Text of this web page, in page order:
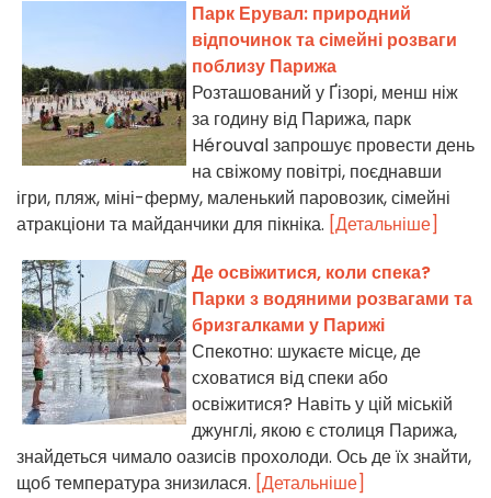
Парк Ерувал: природний
відпочинок та сімейні розваги
поблизу Парижа
Розташований у Ґізорі, менш ніж
за годину від Парижа, парк
Hérouval запрошує провести день
на свіжому повітрі, поєднавши
ігри, пляж, міні-ферму, маленький паровозик, сімейні
атракціони та майданчики для пікніка. [Детальніше]
Де освіжитися, коли спека?
Парки з водяними розвагами та
бризгалками у Парижі
Спекотно: шукаєте місце, де
сховатися від спеки або
освіжитися? Навіть у цій міській
джунглі, якою є столиця Парижа,
знайдеться чимало оазисів прохолоди. Ось де їх знайти,
щоб температура знизилася. [Детальніше]